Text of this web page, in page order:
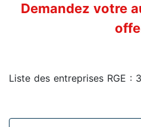
Demandez votre
Liste des entreprises RGE : 3